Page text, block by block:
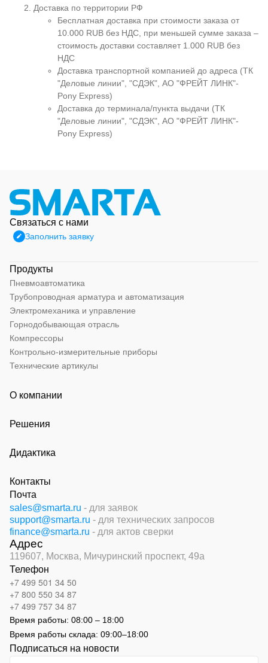
Доставка по территории РФ
Бесплатная доставка при стоимости заказа от
10.000 RUB без НДС, при меньшей сумме заказа –
стоимость доставки составляет 1.000 RUB без
НДС
Доставка транспортной компанией до адреса (ТК
"Деловые линии", "СДЭК", АО "ФРЕЙТ ЛИНК"-
Pony Express)
Доставка до терминала/пункта выдачи (ТК
"Деловые линии", "СДЭК", АО "ФРЕЙТ ЛИНК"-
Pony Express)
Связаться с нами
Заполнить заявку
Продукты
Пневмоавтоматика
Трубопроводная арматура и автоматизация
Электромеханика и управление
Горнодобывающая отрасль
Компрессоры
Контрольно-измерительные приборы
Технические артикулы
О компании
Решения
Дидактика
Контакты
Почта
sales@smarta.ru - для заявок
support@smarta.ru - для технических запросов
finance@smarta.ru - для актов сверки
Адрес
119607, Москва, Мичуринский проспект, 49а
Телефон
+7 499 501 34 50
+7 800 550 34 87
+7 499 757 34 87
Время работы: 08:00 – 18:00
Время работы склада: 09:00–18:00
Подписаться на новости